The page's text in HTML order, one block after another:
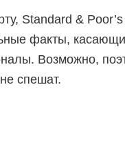
Standard &
факты,
Возможно,
спешат.